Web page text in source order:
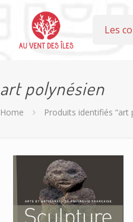
Les
art polynésien
Home Produits identifiés “art